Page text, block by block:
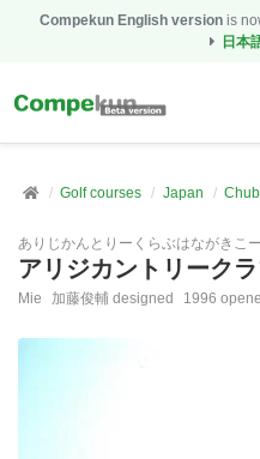
Compekun English version is
日本
Golf courses Japan
ありじかんとりーくらぶはながきこ
アリジカントリーク
Mie 加藤俊輔 designed 1996